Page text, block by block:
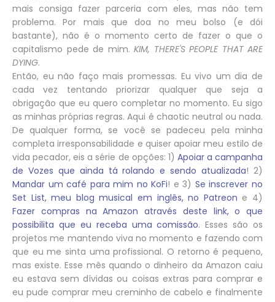
mais consiga fazer parceria com eles, mas não tem
problema. Por mais que doa no meu bolso (e dói
bastante), não é o momento certo de fazer o que o
capitalismo pede de mim. KIM, THERE'S PEOPLE THAT ARE
DYING.
Então, eu não faço mais promessas. Eu vivo um dia de
cada vez tentando priorizar qualquer que seja a
obrigação que eu quero completar no momento. Eu sigo
as minhas próprias regras. Aqui é chaotic neutral ou nada.
De qualquer forma, se você se padeceu pela minha
completa irresponsabilidade e quiser apoiar meu estilo de
vida pecador, eis a série de opções: 1) Apoiar a campanha
de Vozes que ainda tá rolando e sendo atualizada! 2)
Mandar um café para mim no KoFi! e 3) Se inscrever no
Set List, meu blog musical em inglês, no Patreon e 4)
Fazer compras na Amazon através deste link, o que
possibilita que eu receba uma comissão. Esses são os
projetos me mantendo viva no momento e fazendo com
que eu me sinta uma profissional. O retorno é pequeno,
mas existe. Esse mês quando o dinheiro da Amazon caiu
eu estava sem dívidas ou coisas extras para comprar e
eu pude comprar meu creminho de cabelo e finalmente